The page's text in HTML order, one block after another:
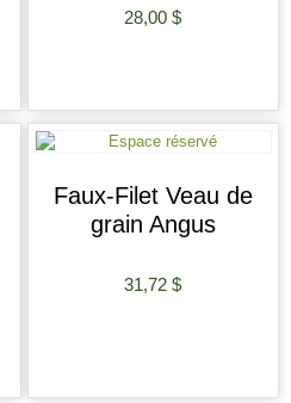
28,00$
Faux-Filet Veau de
grain Angus
31,72$